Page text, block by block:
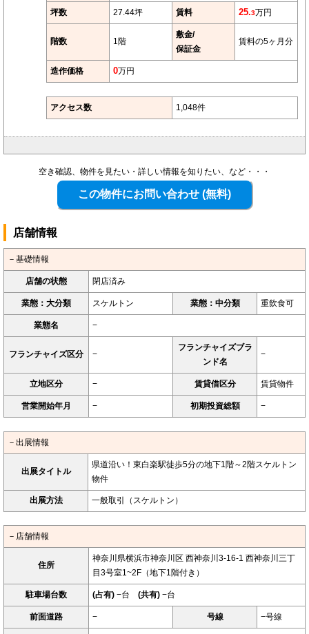
坪数 27.44坪 賃料 25.3万円
階数 1階
敷金/
保証金
賃料の5ヶ月分
造作価格 0万円
アクセス数 1,048件
空き確認、物件を見たい・詳しい情報を知りたい、など・・・
店舗情報
－基礎情報
店舗の状態 閉店済み
業態：大分類 スケルトン 業態：中分類 重飲食可
業態名 −
フランチャイズ区分 −
フランチャイズブラ
ンド名
−
立地区分 − 賃貸借区分 賃貸物件
営業開始年月 − 初期投資総額 −
－出展情報
出展タイトル
県道沿い！東白楽駅徒歩5分の地下1階～2階スケルトン
物件
出展方法 一般取引（スケルトン）
－店舗情報
住所
神奈川県横浜市神奈川区 西神奈川3-16-1 西神奈川三丁
目3号室1~2F（地下1階付き）
駐車場台数 (占有) −台 (共有) −台
前面道路 − 号線 −号線